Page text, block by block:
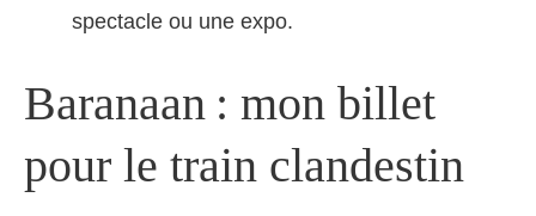
spectacle ou une expo.
Baranaan : mon billet
pour le train clandestin